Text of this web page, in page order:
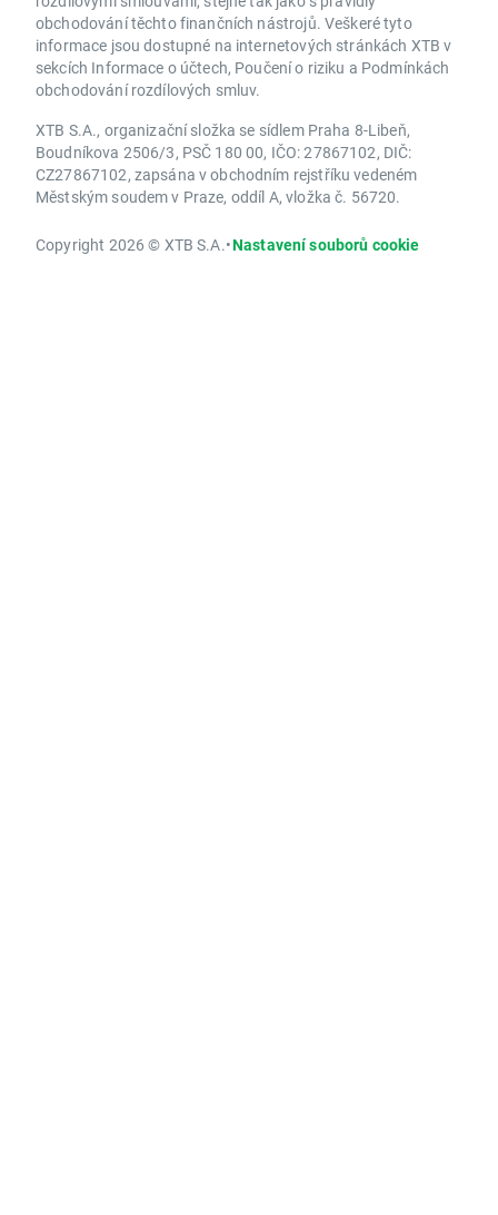
obchodování těchto finančních nástrojů. Veškeré tyto
informace jsou dostupné na internetových stránkách XTB v
sekcích Informace o účtech, Poučení o riziku a Podmínkách
obchodování rozdílových smluv.
XTB S.A., organizační složka se sídlem Praha 8-Libeň,
Boudníkova 2506/3, PSČ 180 00, IČO: 27867102, DIČ:
CZ27867102, zapsána v obchodním rejstříku vedeném
Městským soudem v Praze, oddíl A, vložka č. 56720.
Copyright 2026 © XTB S.A.•Nastavení souborů cookie